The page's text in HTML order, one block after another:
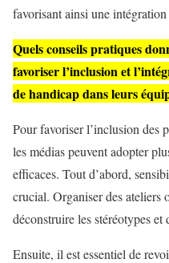
favorisant ainsi une
Quels conseils pratiques
favoriser l’inclusion et
de handicap dans leurs
Pour favoriser l’inclusion des
les médias peuvent adopter
efficaces. Tout d’abord,
crucial. Organiser des ateliers
déconstruire les stéréotypes et
Ensuite, il est essentiel de